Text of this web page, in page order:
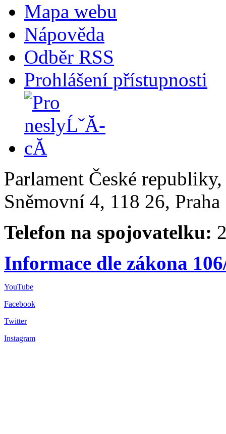
Mapa webu
Nápověda
Odběr RSS
Prohlášení přístupnosti
Parlament České
Sněmovní 4, 118 26,
Telefon na spojovatelku:
Informace dle zákona
YouTube
Facebook
Twitter
Instagram